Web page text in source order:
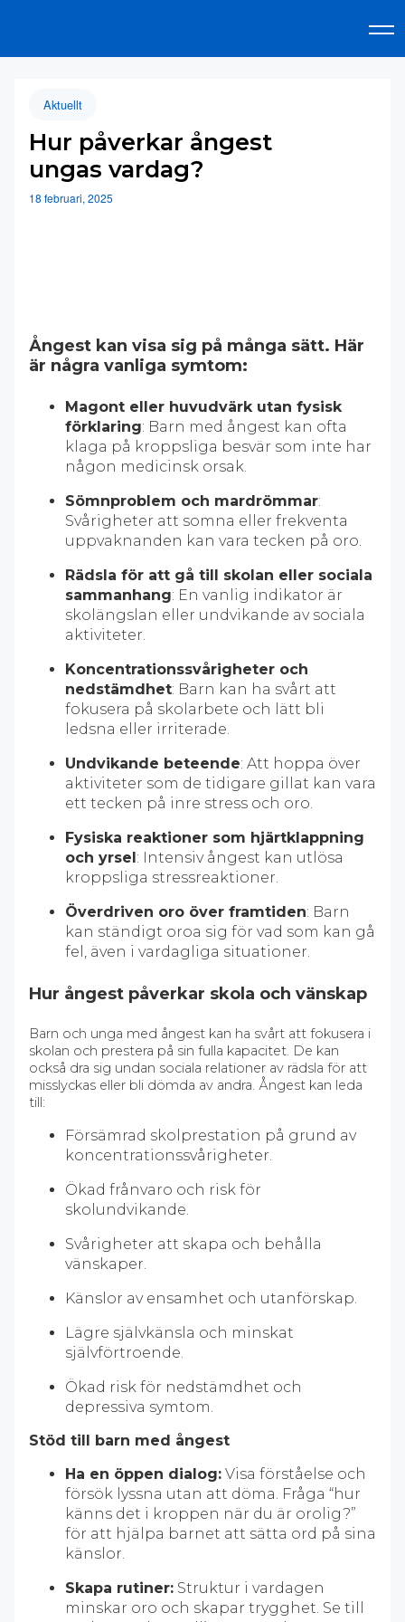
Aktuellt
Hur påverkar ångest
ungas vardag?
18 februari, 2025
Ångest kan visa sig på många sätt. Här
är några vanliga symtom:
Magont eller huvudvärk utan fysisk
förklaring: Barn med ångest kan ofta
klaga på kroppsliga besvär som inte har
någon medicinsk orsak.
Sömnproblem och mardrömmar:
Svårigheter att somna eller frekventa
uppvaknanden kan vara tecken på oro.
Rädsla för att gå till skolan eller sociala
sammanhang: En vanlig indikator är
skolängslan eller undvikande av sociala
aktiviteter.
Koncentrationssvårigheter och
nedstämdhet: Barn kan ha svårt att
fokusera på skolarbete och lätt bli
ledsna eller irriterade.
Undvikande beteende: Att hoppa över
aktiviteter som de tidigare gillat kan vara
ett tecken på inre stress och oro.
Fysiska reaktioner som hjärtklappning
och yrsel: Intensiv ångest kan utlösa
kroppsliga stressreaktioner.
Överdriven oro över framtiden: Barn
kan ständigt oroa sig för vad som kan gå
fel, även i vardagliga situationer.
Hur ångest påverkar skola och vänskap
Barn och unga med ångest kan ha svårt att fokusera i
skolan och prestera på sin fulla kapacitet. De kan
också dra sig undan sociala relationer av rädsla för att
misslyckas eller bli dömda av andra. Ångest kan leda
till:
Försämrad skolprestation på grund av
koncentrationssvårigheter.
Ökad frånvaro och risk för
skolundvikande.
Svårigheter att skapa och behålla
vänskaper.
Känslor av ensamhet och utanförskap.
Lägre självkänsla och minskat
självförtroende.
Ökad risk för nedstämdhet och
depressiva symtom.
Stöd till barn med ångest
Ha en öppen dialog: Visa förståelse och
försök lyssna utan att döma. Fråga “hur
känns det i kroppen när du är orolig?”
för att hjälpa barnet att sätta ord på sina
känslor.
Skapa rutiner: Struktur i vardagen
minskar oro och skapar trygghet. Se till